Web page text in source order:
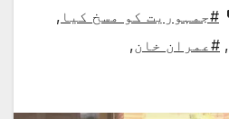
#جمہوریت کو مسخ کیا ,
, #عمران خان,